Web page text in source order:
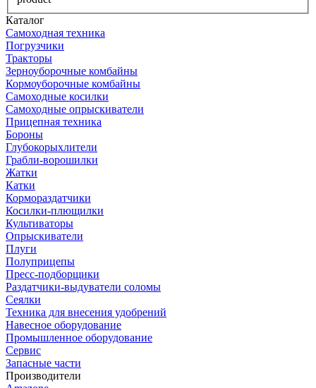
Каталог
Самоходная техника
Погрузчики
Тракторы
Зерноуборочные комбайны
Кормоуборочные комбайны
Самоходные косилки
Самоходные опрыскиватели
Прицепная техника
Бороны
Глубокорыхлители
Грабли-ворошилки
Жатки
Катки
Кормораздатчики
Косилки-плющилки
Культиваторы
Опрыскиватели
Плуги
Полуприцепы
Пресс-подборщики
Раздатчики-выдуватели соломы
Сеялки
Техника для внесения удобрений
Навесное оборудование
Промышленное оборудование
Сервис
Запасные части
Производители